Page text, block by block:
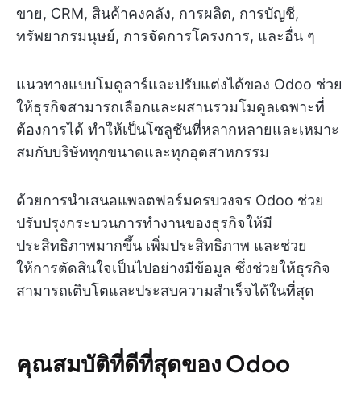
ขาย, CRM, สินค้าคงคลัง, การผลิต, การบัญชี,
ทรัพยากรมนุษย์, การจัดการโครงการ, และอื่น ๆ
แนวทางแบบโมดูลาร์และปรับแต่งได้ของ Odoo ช่วย
ให้ธุรกิจสามารถเลือกและผสานรวมโมดูลเฉพาะที่
ต้องการได้ ทำให้เป็นโซลูชันที่หลากหลายและเหมาะ
สมกับบริษัททุกขนาดและทุกอุตสาหกรรม
ด้วยการนำเสนอแพลตฟอร์มครบวงจร Odoo ช่วย
ปรับปรุงกระบวนการทำงานของธุรกิจให้มี
ประสิทธิภาพมากขึ้น เพิ่มประสิทธิภาพ และช่วย
ให้การตัดสินใจเป็นไปอย่างมีข้อมูล ซึ่งช่วยให้ธุรกิจ
สามารถเติบโตและประสบความสำเร็จได้ในที่สุด
คุณสมบัติที่ดีที่สุดของ Odoo